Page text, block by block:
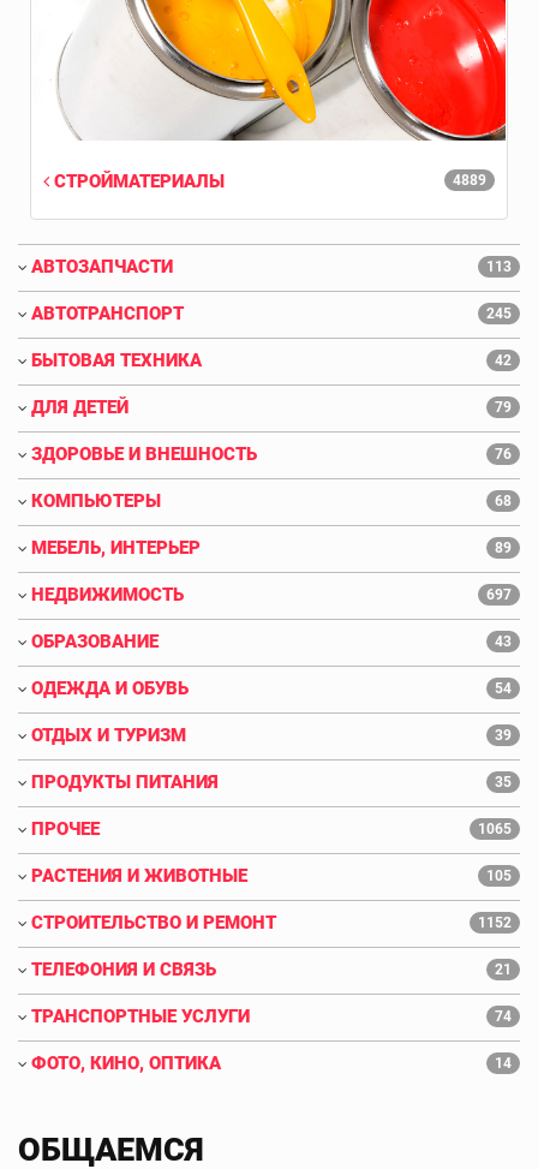
4889
СТРОЙМАТЕРИАЛЫ
АВТОЗАПЧАСТИ 113
АВТОТРАНСПОРТ 245
БЫТОВАЯ ТЕХНИКА 42
ДЛЯ ДЕТЕЙ 79
ЗДОРОВЬЕ И ВНЕШНОСТЬ 76
КОМПЬЮТЕРЫ 68
МЕБЕЛЬ, ИНТЕРЬЕР 89
НЕДВИЖИМОСТЬ 697
ОБРАЗОВАНИЕ 43
ОДЕЖДА И ОБУВЬ 54
ОТДЫХ И ТУРИЗМ 39
ПРОДУКТЫ ПИТАНИЯ 35
ПРОЧЕЕ 1065
РАСТЕНИЯ И ЖИВОТНЫЕ 105
СТРОИТЕЛЬСТВО И РЕМОНТ 1152
ТЕЛЕФОНИЯ И СВЯЗЬ 21
ТРАНСПОРТНЫЕ УСЛУГИ 74
ФОТО, КИНО, ОПТИКА 14
ОБЩАЕМСЯ